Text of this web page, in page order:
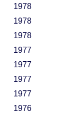
1978
1978
1978
1977
1977
1977
1977
1976